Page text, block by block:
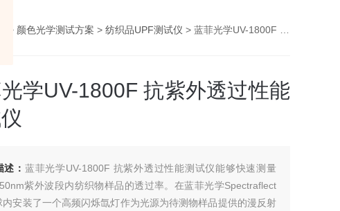
> 颜色光学测试方案 > 纺织品UPF测试仪 > 蓝菲光学UV-1800F 抗紫外透过性能测试仪
学UV-1800F 抗紫外透过性能
： 蓝菲光学UV-1800F 抗紫外透过性能测试仪能够快速测量
紫外波段内纺织物样品的透过率。在蓝菲光学Spectraflect
内安装了一个高频闪烁氙灯作为光源为待测物样品提供的漫反射